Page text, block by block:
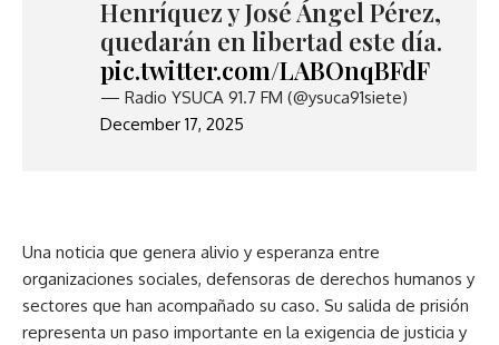
Henríquez y José Ángel Pérez,
quedarán en libertad este día.
pic.twitter.com/LABOnqBFdF
— Radio YSUCA 91.7 FM (@ysuca91siete)
December 17, 2025
Una noticia que genera alivio y esperanza entre
organizaciones sociales, defensoras de derechos humanos y
sectores que han acompañado su caso. Su salida de prisión
representa un paso importante en la exigencia de justicia y